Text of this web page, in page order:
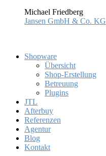
Michael Friedberg
Jansen GmbH & Co. KG
Shopware
Übersicht
Shop-Erstellung
Betreuung
Plugins
JTL
Afterbuy
Referenzen
Agentur
Blog
Kontakt